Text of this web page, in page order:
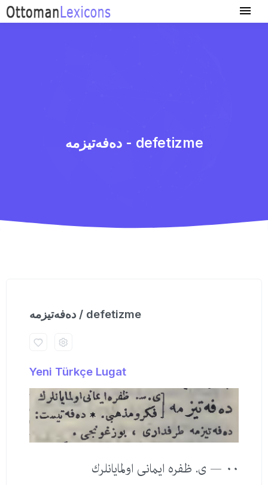
ده‌فه‌تیزمه - defetizme
ده‌فه‌تیزمه / defetizme
Yeni Türkçe Lugat
٠٠ — ی. ظفره ایمانی اولمایانلرك